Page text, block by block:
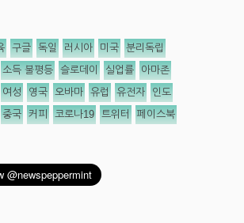
구글 독일 러시아 미국 분리독립
소득 불평등 슬로데이 실업률 아마존
여성 영국 오바마 유럽 유전자 인도
중국 커피 코로나19 트위터 페이스북